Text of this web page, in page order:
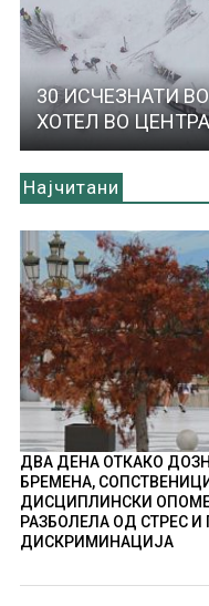
30 ИСЧЕЗНАТИ
ХОТЕЛ ВО
Најчитани
ДВА ДЕНА ОТКАКО
БРЕМЕНА,
ДИСЦИПЛИНСКИ
РАЗБОЛЕЛА ОД СТРЕС
ДИСКРИМИНАЦИЈА